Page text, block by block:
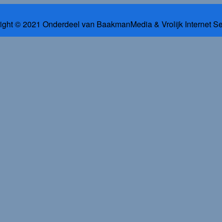
© 2021 Onderdeel van BaakmanMedia& Vrolijk Internet